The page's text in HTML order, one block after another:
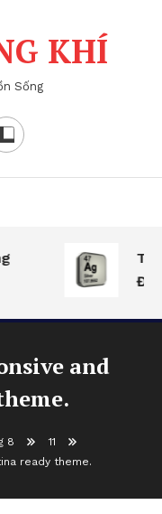
KHÍ
Sống
and
8
11
ready theme.